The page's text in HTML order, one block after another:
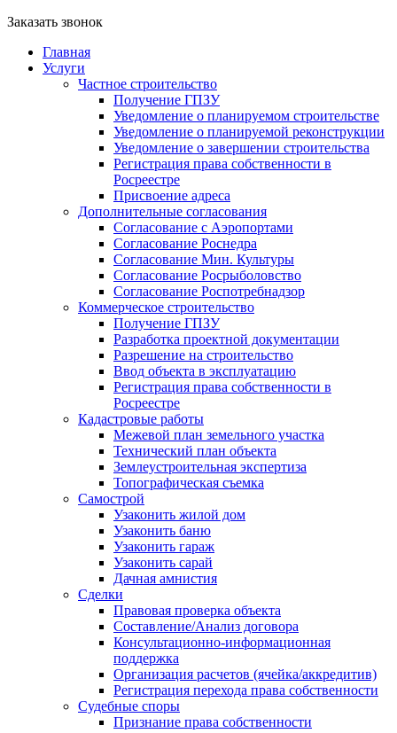
Заказать звонок
Главная
Услуги
Частное строительство
Получение ГПЗУ
Уведомление о планируемом строительстве
Уведомление о планируемой реконструкции
Уведомление о завершении строительства
Регистрация права собственности в
Росреестре
Присвоение адреса
Дополнительные согласования
Согласование с Аэропортами
Согласование Роснедра
Согласование Мин. Культуры
Согласование Росрыболовство
Согласование Роспотребнадзор
Коммерческое строительство
Получение ГПЗУ
Разработка проектной документации
Разрешение на строительство
Ввод объекта в эксплуатацию
Регистрация права собственности в
Росреестре
Кадастровые работы
Межевой план земельного участка
Технический план объекта
Землеустроительная экспертиза
Топографическая съемка
Самострой
Узаконить жилой дом
Узаконить баню
Узаконить гараж
Узаконить сарай
Дачная амнистия
Сделки
Правовая проверка объекта
Составление/Анализ договора
Консультационно-информационная
поддержка
Организация расчетов (ячейка/аккредитив)
Регистрация перехода права собственности
Судебные споры
Признание права собственности